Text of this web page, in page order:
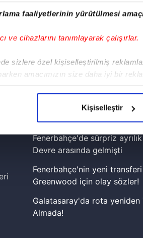
faaliyetlerinin yürütülmesi
ve cihazlarını tanımlayarak çalışırlar.
sizlere özel kişiselleştirilmiş
amacımızın size daha iyi bir
gelen çabayı gösterdiğimizi ve bu
izin vermedikleri takdirde,
için İnternet Sitemizde kendimize
verileriniz işlenmekte olup gerekli
çerezler, sitemizin daha işlevsel
amaçlarıyla sınırlı olarak
yer alan panel vasıtasıyla
Kişiselleştir
iPhone Android iPad
Fenerbahçe'de sürpriz
Devre arasında gelmişti
Fenerbahçe'nin yeni
Greenwood için olay sözler!
Galatasaray'da rota yeniden
Almada!